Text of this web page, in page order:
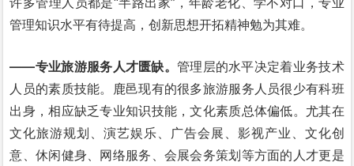
管理知识水平有待提高，创新思想开拓精神勉为其难。
——专业旅游服务人才匮缺。 管理层的水平决定着业务技术
人员的素质技能。鹿邑现有的很多旅游服务人员很少有科班
出身，相应缺乏专业知识技能，文化素质总体偏低。尤其在
文化旅游规划、演艺娱乐、广告会展、影视产业、文化创
意、休闲健身、网络服务、会展会务策划等方面的人才更是